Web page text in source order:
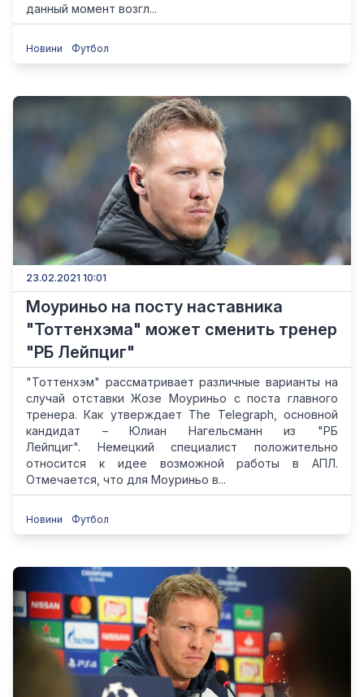
данный момент возгл...
Новини Футбол
23.02.2021 10:01
Моуриньо на посту наставника
"Тоттенхэма" может сменить тренер
"РБ Лейпциг"
"Тоттенхэм" рассматривает различные варианты на
случай отставки Жозе Моуриньо с поста главного
тренера. Как утверждает The Telegraph, основной
кандидат – Юлиан Нагельсманн из "РБ
Лейпциг". Немецкий специалист положительно
относится к идее возможной работы в АПЛ.
Отмечается, что для Моуриньо в...
Новини Футбол